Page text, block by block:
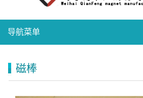
导航菜单
磁棒